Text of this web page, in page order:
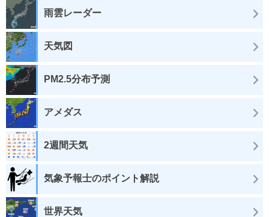
雨雲レーダー
天気図
PM2.5分布予測
アメダス
2週間天気
気象予報士のポイント解説
世界天気